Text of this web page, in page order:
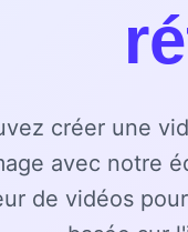
créer une
avec notre
de vidéos